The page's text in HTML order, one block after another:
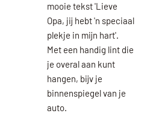
mooie tekst 'Lieve
Opa, jij hebt 'n speciaal
plekje in mijn hart'.
Met een handig lint die
je overal aan kunt
hangen, bijv je
binnenspiegel van je
auto.